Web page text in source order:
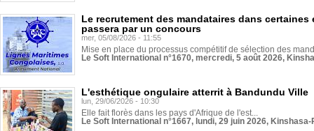
Le recrutement des mandataires dans
passera par un concours
mer, 05/08/2026 - 11:55
Mise en place du processus compétitif de sélection des
Le Soft International n°1670, mercredi, 5 août 2026,
L'esthétique ongulaire atterrit à Bandundu Ville
lun, 29/06/2026 - 10:30
Elle fait florès dans les pays d'Afrique de l'est...
Le Soft International n°1667, lundi, 29 juin 2026,